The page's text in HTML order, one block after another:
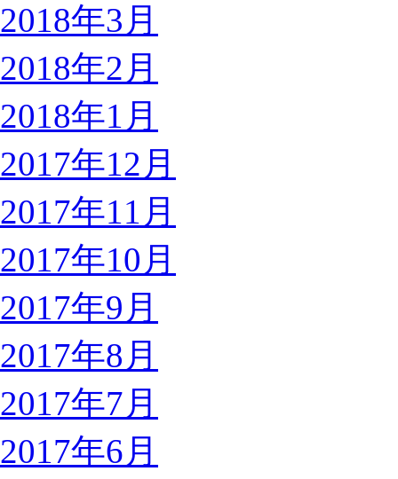
2018年3月
2018年2月
2018年1月
2017年12月
2017年11月
2017年10月
2017年9月
2017年8月
2017年7月
2017年6月